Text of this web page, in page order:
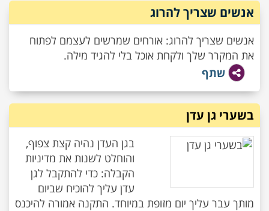
אנשים שצריך להרוג
אנשים שצריך להרוג: אורחים שמרשים לעצמם לפתוח
את המקרר שלך ולקחת אוכל בלי להגיד מילה.
שתף
בשערי גן עדן
בגן העדן נהיה קצת צפוף,
והוחלט לשנות את מדיניות
הקבלה: כדי להתקבל לגן
עדן עליך להוכיח שביום
מותך עבר עליך יום מזופת במיוחד. התקנה אמורה להיכנס